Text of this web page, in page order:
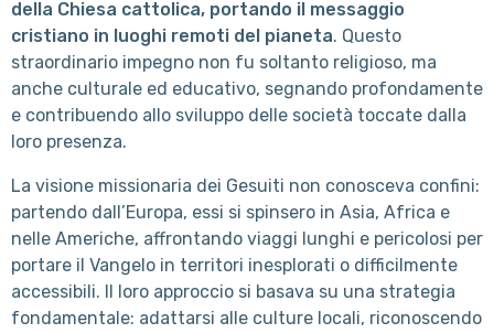
della Chiesa cattolica, portando il messaggio
cristiano in luoghi remoti del pianeta. Questo
straordinario impegno non fu soltanto religioso, ma
anche culturale ed educativo, segnando profondamente
e contribuendo allo sviluppo delle società toccate dalla
loro presenza.
La visione missionaria dei Gesuiti non conosceva confini:
partendo dall’Europa, essi si spinsero in Asia, Africa e
nelle Americhe, affrontando viaggi lunghi e pericolosi per
portare il Vangelo in territori inesplorati o difficilmente
accessibili. Il loro approccio si basava su una strategia
fondamentale: adattarsi alle culture locali, riconoscendo